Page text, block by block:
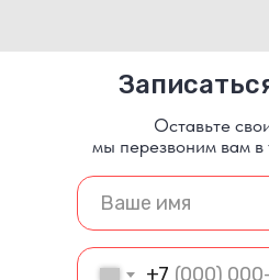
Оставьте
мы перезвоним вам в
+7